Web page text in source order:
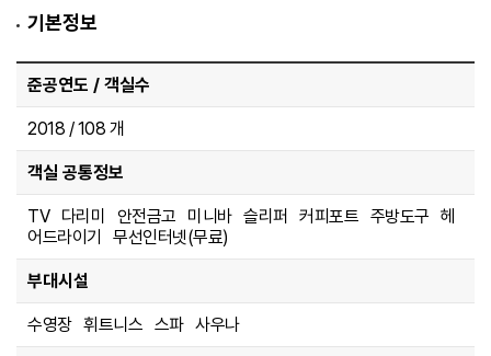
기본정보
준공연도 / 객실수
2018 / 108 개
객실 공통정보
TV 다리미 안전금고 미니바 슬리퍼 커피포트 주방도구 헤
어드라이기 무선인터넷(무료)
부대시설
수영장 휘트니스 스파 사우나